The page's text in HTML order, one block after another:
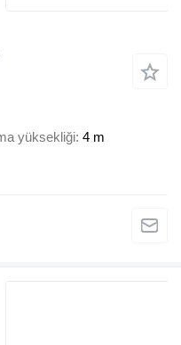
yüksekliği 4 m